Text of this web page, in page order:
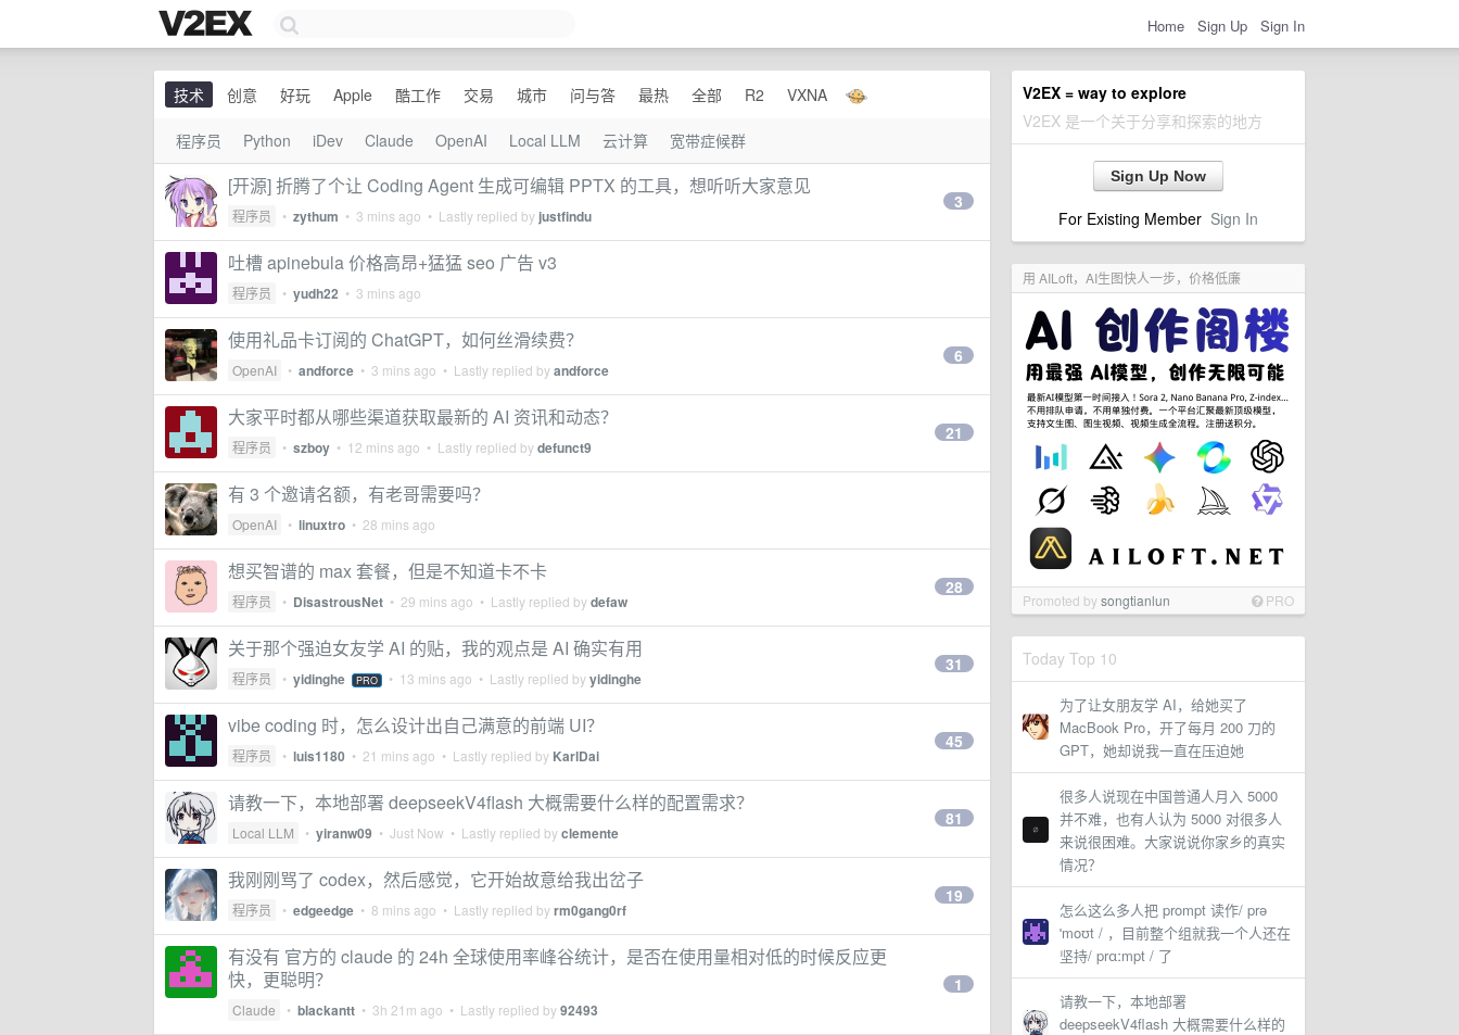
Home Sign Up Sign In
V2EX = way to explore
V2EX 是一个关于分享和探索的地方
Sign Up Now
For Existing Member Sign In
用 AILoft，AI生图快人一步，价格低廉
Promoted bysongtianlun PRO
Today Top 10
为了让女朋友学 AI，给她买了
MacBook Pro，开了每月 200 刀的
GPT，她却说我一直在压迫她
很多人说现在中国普通人月入 5000
并不难，也有人认为 5000 对很多人
来说很困难。大家说说你家乡的真实
情况？
怎么这么多人把 prompt 读作/ prə
ˈmoʊt / ，目前整个组就我一个人还在
坚持/ prɑːmpt / 了
请教一下，本地部署
deepseekV4flash 大概需要什么样的
技术 创意 好玩 Apple 酷工作 交易 城市 问与答 最热 全部 R2 VXNA
程序员 Python iDev Claude OpenAI Local LLM 云计算 宽带症候群
[开源] 折腾了个让 Coding Agent 生成可编辑 PPTX 的工具，想听听大家意见
程序员 • zythum • 3 mins ago • Lastly replied by justfindu
3
吐槽 apinebula 价格高昂+猛猛 seo 广告 v3
程序员 • yudh22 • 3 mins ago
使用礼品卡订阅的 ChatGPT，如何丝滑续费？
OpenAI • andforce • 3 mins ago • Lastly replied byandforce
6
大家平时都从哪些渠道获取最新的 AI 资讯和动态？
程序员 • szboy • 12 mins ago • Lastly replied bydefunct9
21
有 3 个邀请名额，有老哥需要吗？
OpenAI • linuxtro • 28 mins ago
想买智谱的 max 套餐，但是不知道卡不卡
程序员 • DisastrousNet • 29 mins ago • Lastly replied bydefaw
28
关于那个强迫女友学 AI 的贴，我的观点是 AI 确实有用
程序员 • yidinghe PRO • 13 mins ago • Lastly replied byyidinghe
31
vibe coding 时，怎么设计出自己满意的前端 UI？
程序员 • luis1180 • 21 mins ago • Lastly replied by KarlDai
45
请教一下，本地部署 deepseekV4flash 大概需要什么样的配置需求？
Local LLM • yiranw09 • Just Now • Lastly replied byclemente
81
我刚刚骂了 codex，然后感觉，它开始故意给我出岔子
程序员 • edgeedge • 8 mins ago • Lastly replied byrm0gang0rf
19
有没有 官方的 claude 的 24h 全球使用率峰谷统计，是否在使用量相对低的时候反应更
快，更聪明？
Claude • blackantt • 3h 21m ago • Lastly replied by92493
1